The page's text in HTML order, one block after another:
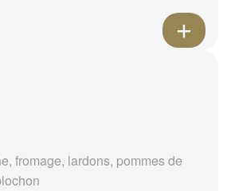
fromage, lardons, pommes de